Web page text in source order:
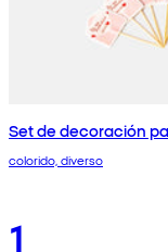
Set de decoración
colorido, diverso
1